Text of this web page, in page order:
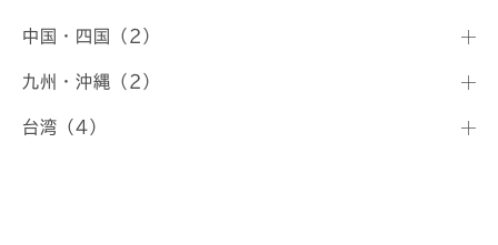
中国・四国（2）
九州・沖縄（2）
台湾（4）